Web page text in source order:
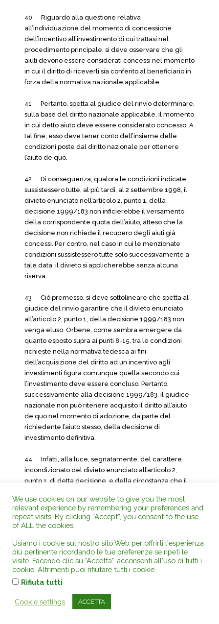
40 Riguardo alla questione relativa
all’individuazione del momento di concessione
dell’incentivo all’investimento di cui trattasi nel
procedimento principale, si deve osservare che gli
aiuti devono essere considerati concessi nel momento
in cui il diritto di riceverli sia conferito al beneficiario in
forza della normativa nazionale applicabile.
41 Pertanto, spetta al giudice del rinvio determinare,
sulla base del diritto nazionale applicabile, il momento
in cui detto aiuto deve essere considerato concesso. A
tal fine, esso deve tener conto dell’insieme delle
condizioni poste dal diritto nazionale per ottenere
l’aiuto de quo.
42 Di conseguenza, qualora le condizioni indicate
sussistessero tutte, al più tardi, al 2 settembre 1998, il
divieto enunciato nell’articolo 2, punto 1, della
decisione 1999/183 non inficierebbe il versamento
della corrispondente quota dell’aiuto, atteso che la
decisione non richiede il recupero degli aiuti già
concessi. Per contro, nel caso in cui le menzionate
condizioni sussistessero tutte solo successivamente a
tale data, il divieto si applicherebbe senza alcuna
riserva.
43 Ciò premesso, si deve sottolineare che spetta al
giudice del rinvio garantire che il divieto enunciato
all’articolo 2, punto 1, della decisione 1999/183 non
venga eluso. Orbene, come sembra emergere da
quanto esposto supra ai punti 8-15, tra le condizioni
richieste nella normativa tedesca ai fini
dell’acquisizione del diritto ad un incentivo agli
investimenti figura comunque quella secondo cui
l’investimento deve essere concluso. Pertanto,
successivamente alla decisione 1999/183, il giudice
nazionale non può ritenere acquisito il diritto all’aiuto
de quo nel momento di adozione, da parte del
richiedente l’aiuto stesso, della decisione di
investimento definitiva.
44 Infatti, alla luce, segnatamente, del carattere
incondizionato del divieto enunciato all’articolo 2,
punto 1, di detta decisione, e della circostanza che il
federale di Germania solo per modificare o, se
necessario, abrogare gli aiuti e i regimi d’aiuto esistenti
al fine di garantire la loro compatibilità con il mercato
nazionali dei requisiti di concessione dell’aiuto di cui
trattasi nel procedimento principale, che anticipi il
momento in cui l’aiuto stesso è considerato concesso,
equivarrebbe ad eludere detto divieto.
45 Del resto, l’effetto incentivante di una misura
d’aiuto rientra nell’esame della sua compatibilità con il
We use cookies on our website to give you the most
relevant experience by remembering your preferences and
repeat visits. By clicking “Accept”, you consent to the use
of ALL the cookies.
Usiamo i cookie sul nostro sito Web per offrirti l'esperienza
più pertinente ricordando le tue preferenze se ripeti le
visite. Facendo clic su "Accetta", acconsenti all'uso di tutti i
cookie. Altrimenti puoi rifiutare tutti i cookie.
Rifiuta tutti
Cookie settings ACCETTA